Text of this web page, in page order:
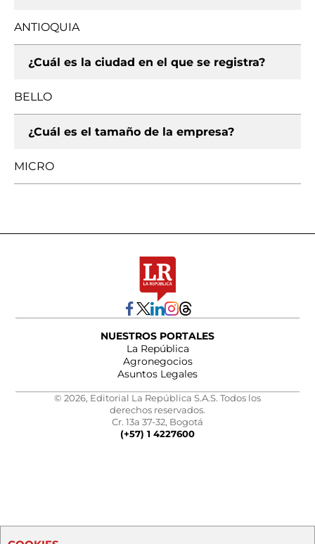
ANTIOQUIA
¿Cuál es la ciudad en el que se registra?
BELLO
¿Cuál es el tamaño de la empresa?
MICRO
NUESTROS PORTALES
La República
Agronegocios
Asuntos Legales
© 2026, Editorial La República S.A.S. Todos los
derechos reservados.
Cr. 13a 37-32, Bogotá
(+57) 1 4227600